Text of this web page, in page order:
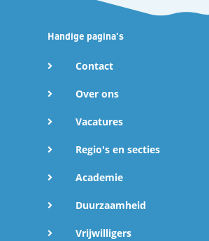
Handige pagina's
Contact
Over ons
Vacatures
Regio's en secties
Academie
Duurzaamheid
Vrijwilligers